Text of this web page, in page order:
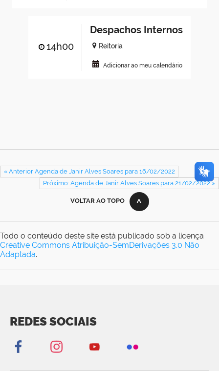
14h00
Despachos Internos
Reitoria
Adicionar ao meu calendário
« Anterior Agenda de Janir Alves Soares para 16/02/2022
Próximo: Agenda de Janir Alves Soares para 21/02/2022 »
VOLTAR AO TOPO
Todo o conteúdo deste site está publicado sob a licença
Creative Commons Atribuição-SemDerivações 3.0 Não
Adaptada.
REDES SOCIAIS